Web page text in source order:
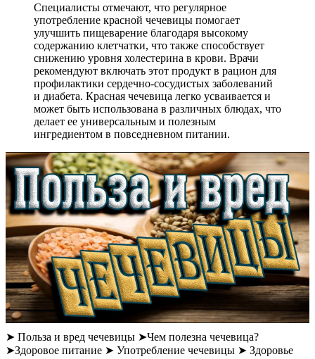
Специалисты отмечают, что регулярное
употребление красной чечевицы помогает
улучшить пищеварение благодаря высокому
содержанию клетчатки, что также способствует
снижению уровня холестерина в крови. Врачи
рекомендуют включать этот продукт в рацион для
профилактики сердечно-сосудистых заболеваний
и диабета. Красная чечевица легко усваивается и
может быть использована в различных блюдах, что
делает ее универсальным и полезным
ингредиентом в повседневном питании.
➤ Польза и вред чечевицы ➤Чем полезна чечевица?
➤Здоровое питание ➤ Употребление чечевицы ➤ Здоровье